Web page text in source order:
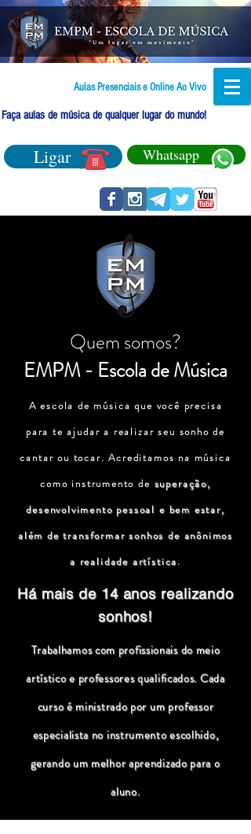
Aulas Presenciais e Online Ao Vivo
Faça aulas de música de qualquer lugar do mundo!
Ligar Whatsapp
Quem somos?
EMPM - Escola de Música
A escola de música que você precisa
para te ajudar a realizar seu sonho de
cantar ou tocar. Acreditamos na música
como instrumento de superação,
desenvolvimento pessoal e bem estar,
além de transformar sonhos de anônimos
a realidade artística.
Há mais de 14 anos realizando
sonhos!
Trabalhamos com profissionais do meio
artístico e professores qualificados. Cada
curso é ministrado por um professor
especialista no instrumento escolhido,
gerando um melhor aprendizado para o
aluno.